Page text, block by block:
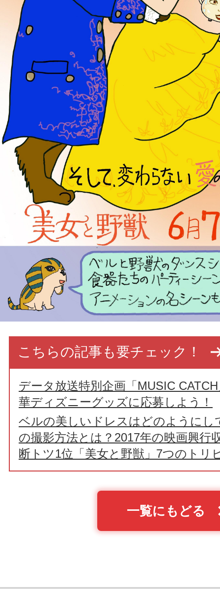
こちらの記事も要チェック！
データ放送特別企画「MUSIC
華ディズニーグッズに応募しよう！
ベルの美しいドレスはどのようにし
の撮影方法とは？2017年の映画興行
断トツ1位「美女と野獣」7つのトリ
一覧にもどる